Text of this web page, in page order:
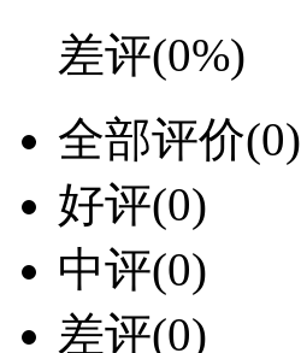
差评(0%)
全部评价(0)
好评(0)
中评(0)
差评(0)